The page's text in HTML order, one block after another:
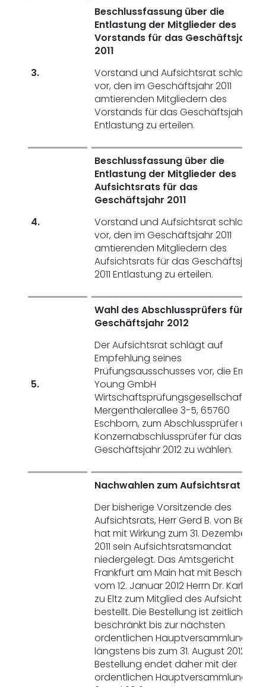
3.
Beschlussfassung über die
Entlastung der Mitglieder des
Vorstands für das Geschäftsjahr
2011
Vorstand und Aufsichtsrat schlagen
vor, den im Geschäftsjahr 2011
amtierenden Mitgliedern des
Vorstands für das Geschäftsjahr 2011
Entlastung zu erteilen.
4.
Beschlussfassung über die
Entlastung der Mitglieder des
Aufsichtsrats für das
Geschäftsjahr 2011
Vorstand und Aufsichtsrat schlagen
vor, den im Geschäftsjahr 2011
amtierenden Mitgliedern des
Aufsichtsrats für das Geschäftsjahr
2011 Entlastung zu erteilen.
5.
Wahl des Abschlussprüfers für das
Geschäftsjahr 2012
Der Aufsichtsrat schlägt auf
Empfehlung seines
Prüfungsausschusses vor, die Ernst &
Young GmbH
Wirtschaftsprüfungsgesellschaft,
Mergenthalerallee 3-5, 65760
Eschborn, zum Abschlussprüfer und
Konzernabschlussprüfer für das
Geschäftsjahr 2012 zu wählen.
Nachwahlen zum Aufsichtsrat
Der bisherige Vorsitzende des
Aufsichtsrats, Herr Gerd B. von Below,
hat mit Wirkung zum 31. Dezember
2011 sein Aufsichtsratsmandat
niedergelegt. Das Amtsgericht
Frankfurt am Main hat mit Beschluss
vom 12. Januar 2012 Herrn Dr. Karl Graf
zu Eltz zum Mitglied des Aufsichtsrats
bestellt. Die Bestellung ist zeitlich
beschränkt bis zur nächsten
ordentlichen Hauptversammlung,
längstens bis zum 31. August 2012. Die
Bestellung endet daher mit der
ordentlichen Hauptversammlung am